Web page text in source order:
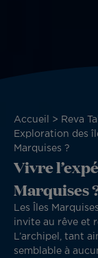
Fil
d'Ariane
Accueil
Reva
Exploration des
Marquises ?
Vivre
Marquises
Les Îles
invite au rêve et
L’archipel, tant
semblable à